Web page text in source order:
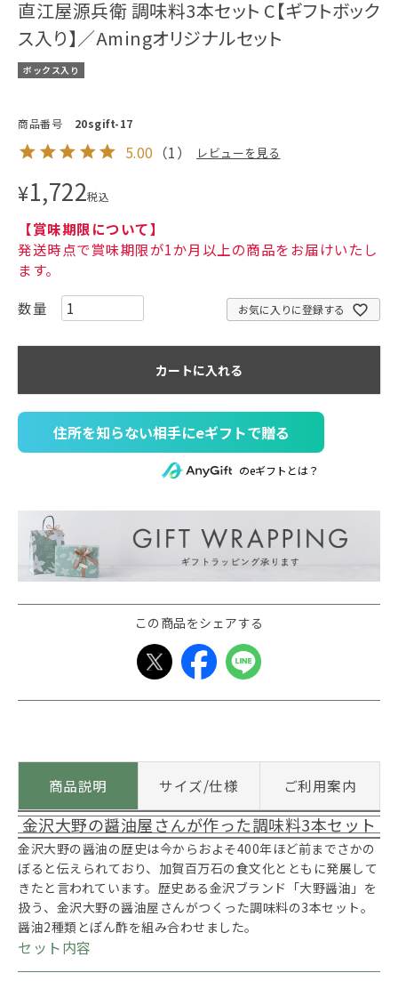
直江屋源兵衛 調味料3本セット C【ギフトボック
ス入り】／Amingオリジナルセット
ボックス入り
商品番号 20sgift-17
5.00 （1） レビューを見る
¥1,722税込
【賞味期限について】
発送時点で賞味期限が1か月以上の商品をお届けいたし
ます。
お気に入りに登録する
カートに入れる
住所を知らない相手にeギフトで贈る
のeギフトとは？
この商品をシェアする
商品説明 サイズ/仕様 ご利用案内
金沢大野の醤油屋さんが作った調味料3本セット
金沢大野の醤油の歴史は今からおよそ400年ほど前までさかの
ぼると伝えられており、加賀百万石の食文化とともに発展して
きたと言われています。歴史ある金沢ブランド「大野醤油」を
扱う、金沢大野の醤油屋さんがつくった調味料の3本セット。
醤油2種類とぽん酢を組み合わせました。
セット内容